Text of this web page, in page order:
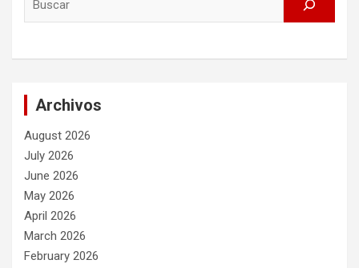
Archivos
August 2026
July 2026
June 2026
May 2026
April 2026
March 2026
February 2026